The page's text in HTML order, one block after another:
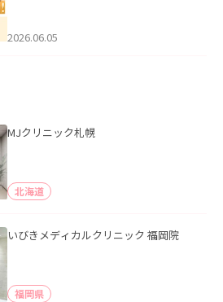
2026.06.05
MJクリニック札幌
北海道
いびきメディカルクリニック 福岡院
福岡県